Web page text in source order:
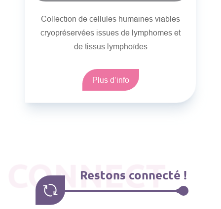
Collection de cellules humaines viables
cryopréservées issues de lymphomes et
de tissus lymphoïdes
Plus d’info
CONNECT
Restons connecté !